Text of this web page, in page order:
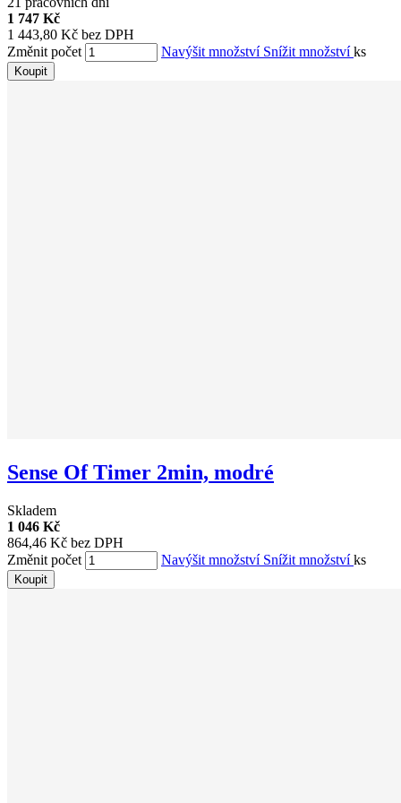
1 747 Kč
1 443,80 Kč bez DPH
Změnit počet
Navýšit množství Snížit množstvíks
Koupit
Sense Of Timer 2min, modré
Skladem
1 046 Kč
864,46 Kč bez DPH
Změnit počet
Navýšit množství Snížit množstvíks
Koupit